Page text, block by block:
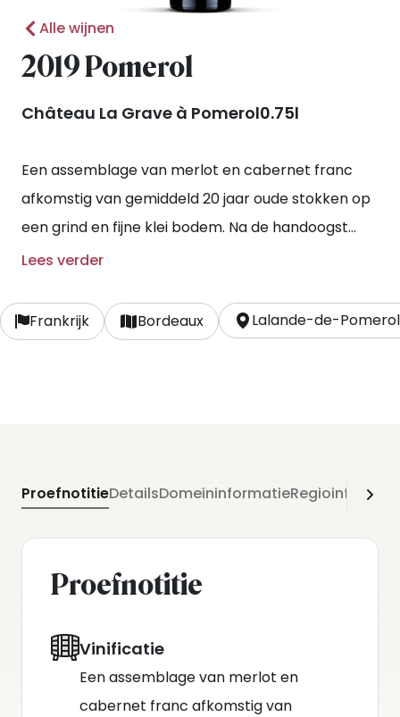
Alle wijnen
2019 Pomerol
Château La Grave à Pomerol0.75l
Een assemblage van merlot en cabernet franc
afkomstig van gemiddeld 20 jaar oude stokken op
een grind en fijne klei bodem. Na de handoogst
vindt de vergisting plaats in betonnen en
maanden rijpt de wijn in Franse eikenhouten vaten,
waarvan 40% nieuw.
Lees verder
Frankrijk Bordeaux Lalande-de-
ProefnotitieDetailsDomeininformatie
Proefnotitie
Vinificatie
Een assemblage van merlot en
cabernet franc afkomstig van